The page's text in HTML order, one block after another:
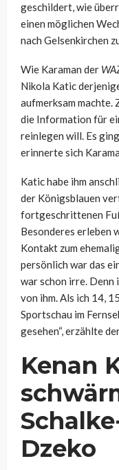
geschildert, wie
einen möglichen
nach Gelsenkirchen
Wie Karaman der
Nikola Katic
aufmerksam machte.
die Information für
reinlegen will. Es
erinnerte sich
Katic habe ihm
der Königsblauen
fortgeschrittenen
Besonderes erleben
Kontakt zum
persönlich war das
war schon irre. Denn
von ihm. Als ich 14,
Sportschau im
gesehen“, erzählte
Kenan
Dzeko